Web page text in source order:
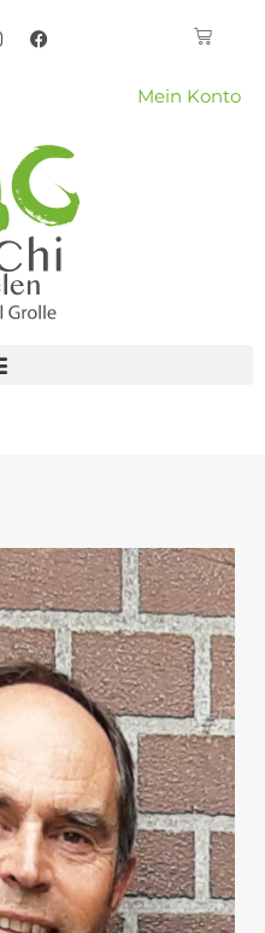
Mein Konto